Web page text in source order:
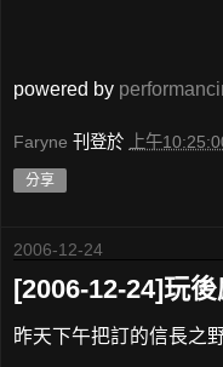
powered by
Faryne 刊登於 上午
分享
2006-12-24
[2006-12-24]玩
昨天下午把訂的信長之